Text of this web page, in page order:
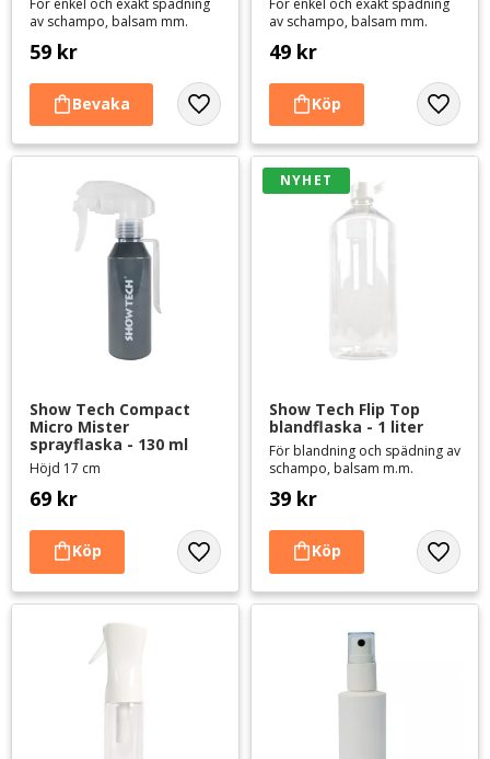
av schampo, balsam mm.
59 kr
Lägg till i favoriter
av schampo, balsam mm.
49 kr
Lägg
Show Tech Compact
Micro Mister
sprayflaska - 130 ml
Höjd 17 cm
69 kr
Lägg till i favoriter
Show Tech Flip Top
blandflaska - 1 liter
För blandning och spädning av
schampo, balsam m.m.
39 kr
NYHET
Lägg